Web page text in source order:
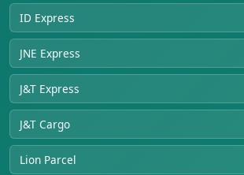
ID Express
JNE Express
J&T Express
J&T Cargo
Lion Parcel